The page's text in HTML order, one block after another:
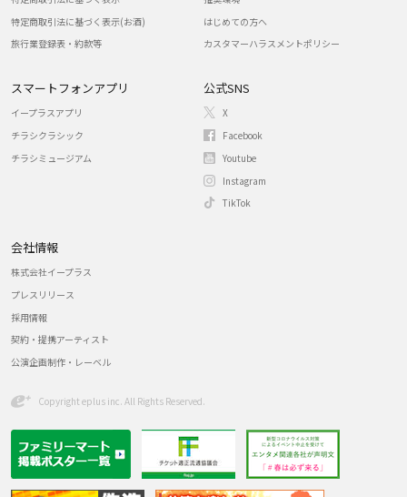
特定商取引法に基づく表示(お酒)
旅行業登録表・約款等
はじめての方へ
カスタマーハラスメントポリシー
スマートフォンアプリ
イープラスアプリ
チラシクラシック
チラシミュージアム
公式SNS
X
Facebook
Youtube
Instagram
TikTok
会社情報
株式会社イープラス
プレスリリース
採用情報
契約・提携アーティスト
公演企画制作・レーベル
Copyright eplus inc. All Rights Reserved.